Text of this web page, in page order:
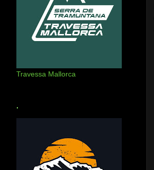
Travessa Mallorca
.